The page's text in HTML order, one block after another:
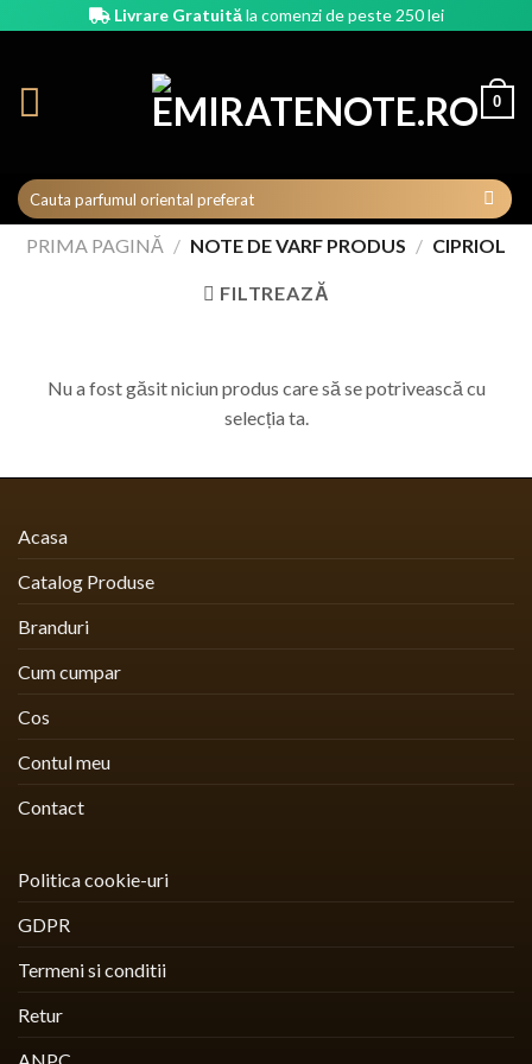
Livrare Gratuităla comenzi de peste 250 lei
0
PRIMA PAGINĂ / NOTE DE VARF PRODUS / CIPRIOL
FILTREAZĂ
Nu a fost găsit niciun produs care să se potrivească cu
selecția ta.
Acasa
Catalog Produse
Branduri
Cum cumpar
Cos
Contul meu
Contact
Politica cookie-uri
GDPR
Termeni si conditii
Retur